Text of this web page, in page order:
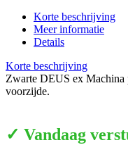
Korte beschrijving
Meer informatie
Details
Korte beschrijving
Zwarte DEUS ex Machina
voorzijde.
✓ Vandaag